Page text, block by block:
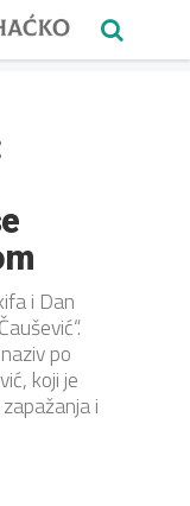
i Dan
po
koji je
i